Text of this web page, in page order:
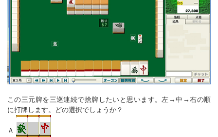
この三元牌を三巡連続で捨牌したいと思います。左→中→右の順
に打牌します。どの選択でしょうか？
Ａ